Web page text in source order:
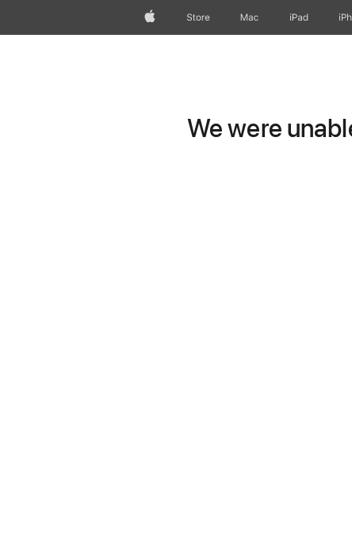
AppleStore Mac iPad
We were